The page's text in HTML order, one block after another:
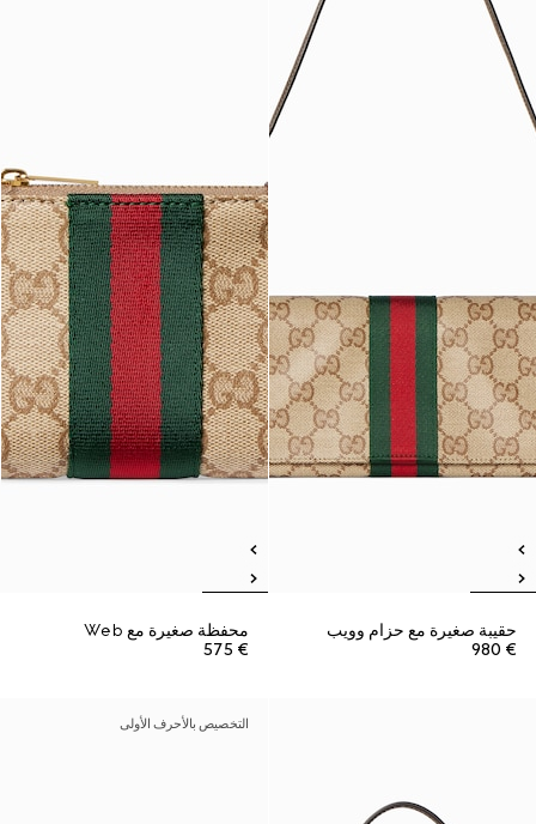
حقيبة صغيرة مع حزام وويب
€ 980
محفظة صغيرة مع Web
€ 575
التخصيص بالأحرف الأولى